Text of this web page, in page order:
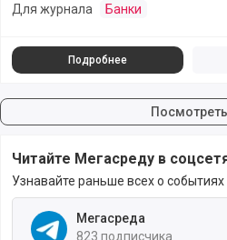
Для журнала Банки
Подробнее
Читайте Мегасреду в
Узнавайте раньше всех о
Мегасреда
823 подписчика